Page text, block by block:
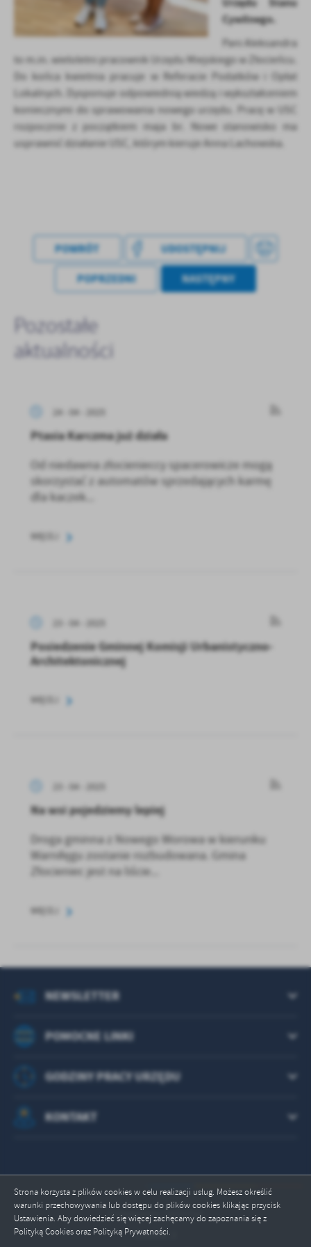
Strona korzysta z plików cookies w celu realizacji usług. Możesz określić
warunki przechowywania lub dostępu do plików cookies klikając przycisk
Ustawienia. Aby dowiedzieć się więcej zachęcamy do zapoznania się z
Polityką Cookies oraz Polityką Prywatności.
treści w postaci wiadomości, ofert, komunikatów mediów
społecznościowych.
Cywilnego.
Pani Aleksandra
to m.in. wieloletni pracownik Urzędu Miejskiego w Złocieńcu.
Do końca kwietnia pracuje w Referacie Podatków i Opłat
Lokalnych. Dysponuje odpowiednią wiedzą i wykształceniem
koniecznymi do sprawowania nowego urzędu. Pracę w USC
rozpocznie z początkiem maja br. Nowe stanowisko ma
usprawnić działanie USC, którym kieruje Anna Lachowska.
POWRÓT UDOSTĘPNIJ
POPRZEDNI NASTĘPNY
Pozostałe
aktualności
24 - 04 - 2025
Ptasia Karczma już działa
Od niedawna złocienieccy spacerowicze mogą
skorzystać z automatów sprzedających karmę
dla kaczek...
23 - 04 - 2025
Posiedzenie Gminnej Komisji Urbanistyczno-
Architektonicznej
23 - 04 - 2025
Na wsi pojedziemy lepiej
Droga gminna z Nowego Worowa w kierunku
Warniłęgu zostanie rozbudowana. Gmina
Złocieniec jest na liście...
POMOCNE LINKI
NEWSLETTER
GODZINY PRACY URZĘDU
KONTAKT
Odwiedzin: 1823750
Online: 3